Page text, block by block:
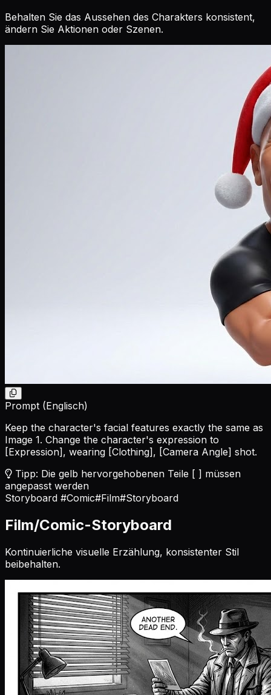
Behalten Sie das Aussehen des Charakters konsistent,
ändern Sie Aktionen oder Szenen.
Prompt (Englisch)
Keep the character's facial features exactly the same as
Image 1. Change the character's expression to
[Expression] , wearing [Clothing] , [Camera Angle] shot.
Tipp: Die gelb hervorgehobenen Teile [ ] müssen
angepasst werden
Storyboard #Comic#Film#Storyboard
Film/Comic-Storyboard
Kontinuierliche visuelle Erzählung, konsistenter Stil
beibehalten.